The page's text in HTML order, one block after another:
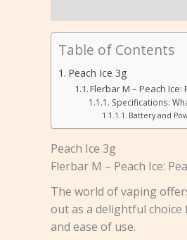
Table of Contents
Peach Ice 3g
Flerbar M – Peach Ice:
Specifications:
Battery and
Peach Ice 3g
Flerbar M – Peach Ice:
The world of vaping
out as a delightful
and ease of use.